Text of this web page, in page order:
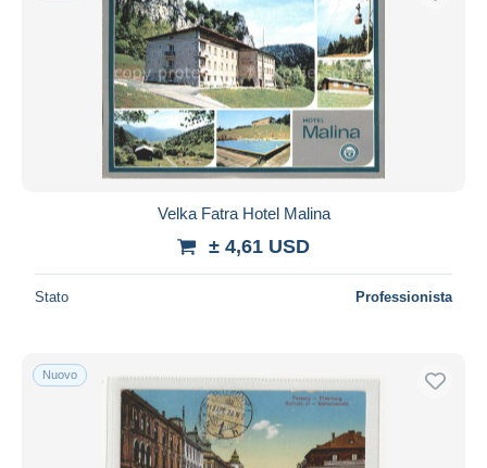
Velka Fatra Hotel Malina
± 4,61 USD
Stato Professionista
Nuovo